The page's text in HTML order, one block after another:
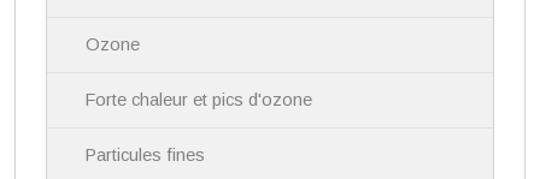
Ozone
Forte chaleur et pics d'ozone
Particules fines